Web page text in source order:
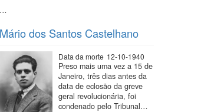
…
Mário dos Santos Castelhano
Data da morte 12-10-1940
Preso mais uma vez a 15 de
Janeiro, três dias antes da
data de eclosão da greve
geral revolucionária, foi
condenado pelo Tribunal…